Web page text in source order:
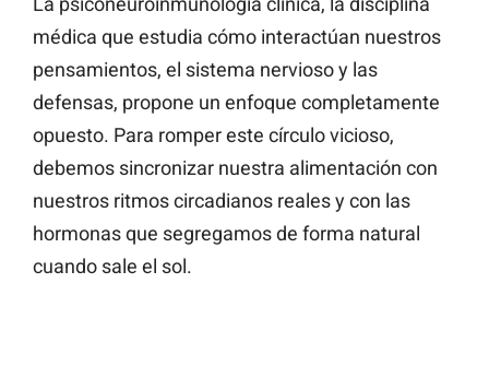
médica que estudia cómo interactúan nuestros
pensamientos, el sistema nervioso y las
defensas, propone un enfoque completamente
opuesto. Para romper este círculo vicioso,
debemos sincronizar nuestra alimentación con
nuestros ritmos circadianos reales y con las
hormonas que segregamos de forma natural
cuando sale el sol.